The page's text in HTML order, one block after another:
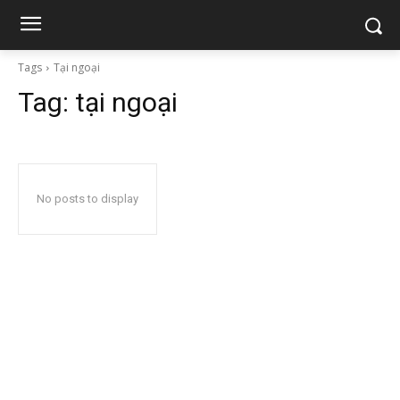
Tags Tại ngoại
Tag: tại ngoại
No posts to display